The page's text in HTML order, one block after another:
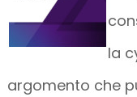
la
argomento che